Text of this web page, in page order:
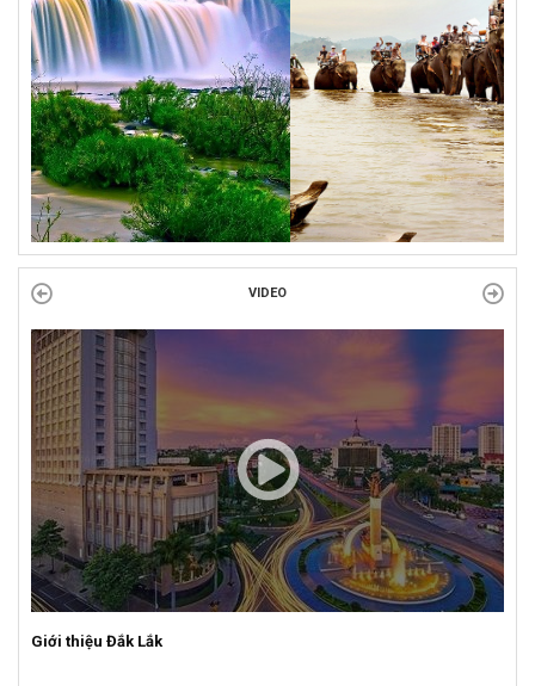
Công đoàn phường Tuy Hòa tổ chức chuỗi hoạt động chào mừng
97 năm ngày thành lập Công đoàn Việt Nam (28/7/1929 –...
VIDEO
Giới thiệu Đắk Lắk